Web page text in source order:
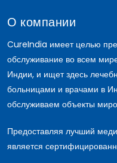
О компании
CureIndia имеет целью
обслуживание во всем
Индии, и ищет здесь
больницами и врачами в
обслуживаем объекты
Предоставляя лучший
является